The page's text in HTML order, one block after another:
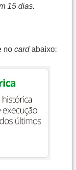
15 dias.
no cardabaixo: